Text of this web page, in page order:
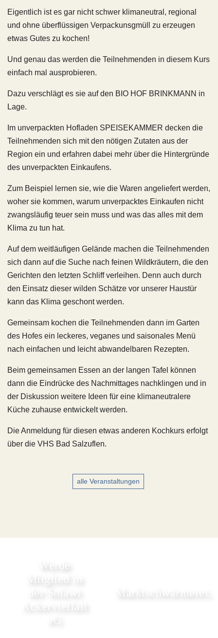
Eigentlich ist es gar nicht schwer klimaneutral, regional
und ohne überflüssigen Verpackunsgmüll zu erzeugen
etwas Gutes zu kochen!
Und genau das werden die Teilnehmenden in diesem Kurs
einfach mal ausprobieren.
Dazu verschlägt es sie auf den BIO HOF BRINKMANN in
Lage.
Im unverpackten Hofladen SPEISEKAMMER decken die
Teilnehmenden sich mit den nötigen Zutaten aus der
Region ein und erfahren dabei mehr über die Hintergründe
des unverpackten Einkaufens.
Zum Beispiel lernen sie, wie die Waren angeliefert werden,
woher sie kommen, warum unverpacktes Einkaufen nicht
zwangsläufig teuer sein muss und was das alles mit dem
Klima zu tun hat.
Auf dem weitläufigen Gelände machen die Teilnehmenden
sich dann auf die Suche nach feinen Wildkräutern, die den
Gerichten den letzten Schliff verleihen. Denn auch durch
den Einsatz dieser wilden Schätze vor unserer Haustür
kann das Klima geschont werden.
Gemeinsam kochen die Teilnehmenden dann im Garten
des Hofes ein leckeres, veganes und saisonales Menü
nach einfachen und leicht abwandelbaren Rezepten.
Beim gemeinsamen Essen an der langen Tafel können
dann die Eindrücke des Nachmittages nachklingen und in
der Diskussion weitere Ideen für eine klimaneutralere
Küche zuhause entwickelt werden.
Die Anmeldung für diesen etwas anderen Kochkurs erfolgt
über die VHS Bad Salzuflen.
alle Veranstaltungen
Werde
Mitglied in
der Solawi
Marktschwärmerei.